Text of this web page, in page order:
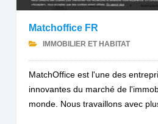
Matchoffice FR
IMMOBILIER ET HABITAT
MatchOffice est l'une des
innovantes du marché de
monde. Nous travaillons avec